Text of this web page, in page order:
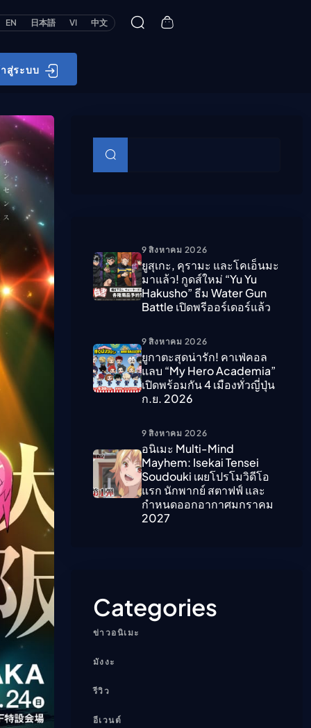
EN 日本語 VI 中文
สู่ระบบ
นนี้)
บทความย่อย
9 สิงหาคม 2026
ยูสุเกะ, คุรามะ และโคเอ็นมะ
มาแล้ว! กูดส์ใหม่ “Yu Yu
Hakusho” ธีม Water Gun
Battle เปิดพรีออร์เดอร์แล้ว
9 สิงหาคม 2026
ยูกาตะสุดน่ารัก! คาเฟ่คอล
แลบ “My Hero Academia”
เปิดพร้อมกัน 4 เมืองทั่วญี่ปุ่น
ก.ย. 2026
9 สิงหาคม 2026
อนิเมะ Multi-Mind
Mayhem: Isekai Tensei
Soudouki เผยโปรโมวิดีโอ
แรก นักพากย์ สตาฟฟ์ และ
กำหนดออกอากาศมกราคม
2027
Categories
ข่าวอนิเมะ
มังงะ
รีวิว
อีเวนต์